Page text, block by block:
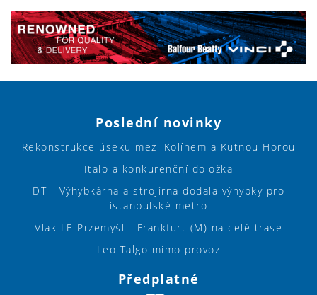
Poslední novinky
Rekonstrukce úseku mezi Kolínem a Kutnou Horou
Italo a konkurenční doložka
DT - Výhybkárna a strojírna dodala výhybky pro
istanbulské metro
Vlak LE Przemyśl - Frankfurt (M) na celé trase
Leo Talgo mimo provoz
Předplatné